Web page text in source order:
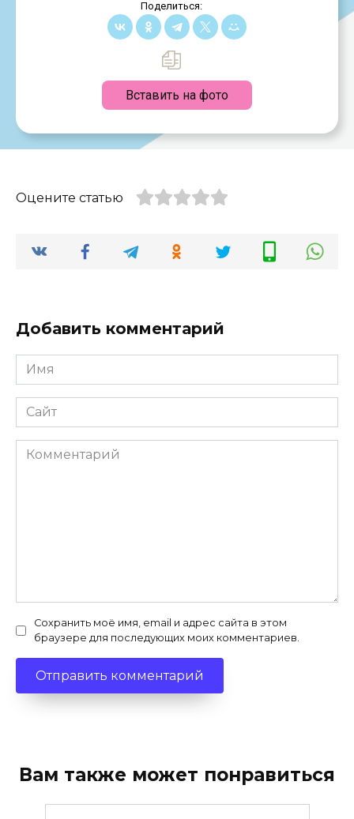
Поделиться:
Вставить на фото
Оцените статью
Добавить комментарий
Имя
*
Сайт
Комментарий
Сохранить моё имя, email и адрес сайта в этом
браузере для последующих моих комментариев.
Вам также может понравиться